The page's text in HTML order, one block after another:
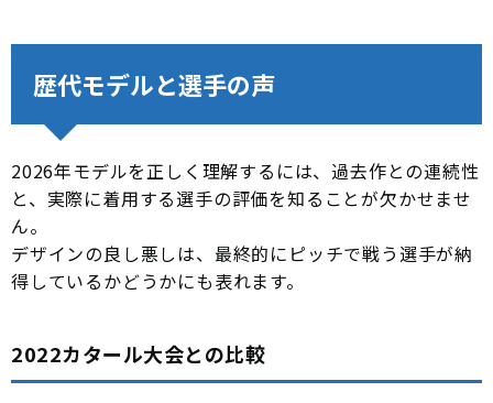
歴代モデルと選手の声
2026年モデルを正しく理解するには、過去作との連続性
と、実際に着用する選手の評価を知ることが欠かせませ
ん。
デザインの良し悪しは、最終的にピッチで戦う選手が納
得しているかどうかにも表れます。
2022カタール大会との比較